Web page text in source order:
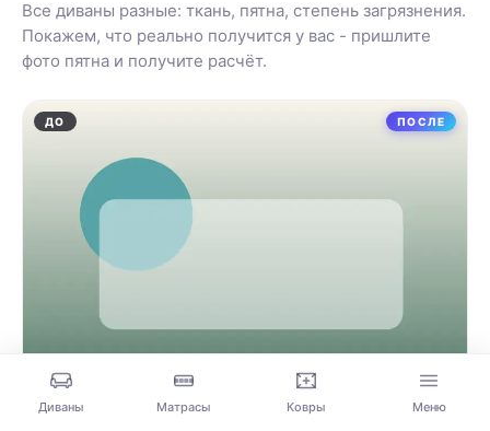
Все диваны разные: ткань, пятна, степень загрязнения.
Покажем, что реально получится у вас - пришлите
фото пятна и получите расчёт.
ДО ПОСЛЕ
Диваны Матрасы Ковры Меню